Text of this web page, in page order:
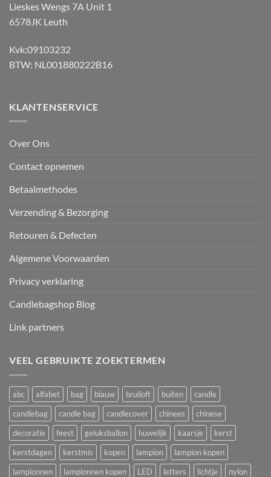
Lieskes Wengs 7A Unit 1
6578JK Leuth
Kvk:09103232
BTW: NL001880222B16
KLANTENSERVICE
Over Ons
Contact opnemen
Betaalmethodes
Verzending & Bezorging
Retouren & Defecten
Algemene Voorwaarden
Privacy verklaring
Candlebagshop Blog
Link partners
VEEL GEBRUIKTE ZOEKTERMEN
abc alfabet bag blauw bruiloft buiten
candle
candlebag
candle bag candlecover chinees
chinese
decoratie
feest geluksballon huwelijk kaarsje
kerst
kerstdagen
kerstmis kopen lampion
lampion kopen
lampionnen
lampionnen kopen LED letters lichtje
nylon